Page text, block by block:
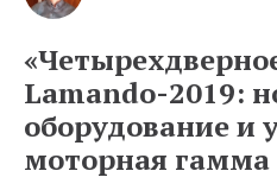
Lamando-2019:
оборудование и
моторная гамма